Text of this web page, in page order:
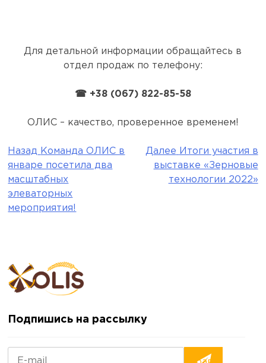
Для детальной информации обращайтесь в
отдел продаж по телефону:
☎ +38 (067) 822-85-58
ОЛИС – качество, проверенное временем!
Навигация
по
записям
Назад Команда ОЛИС в
январе посетила два
масштабных
элеваторных
мероприятия!
Далее Итоги участия в
выставке «Зерновые
технологии 2022»
Подпишись на рассылку